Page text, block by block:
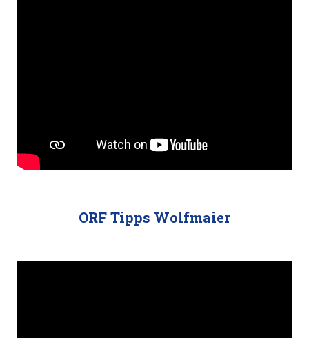
ORF Tipps Wolfmaier